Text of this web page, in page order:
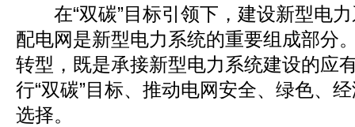
在“双碳”目标引领下，建设新型电力
配电网是新型电力系统的重要组成部分
转型，既是承接新型电力系统建设的应
行“双碳”目标、推动电网安全、绿色、
选择。